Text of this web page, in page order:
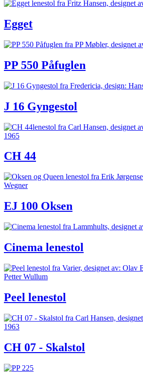
Egget
PP 550 Påfuglen
J 16 Gyngestol
CH 44
EJ 100 Oksen
Cinema lenestol
Peel lenestol
CH 07 - Skalstol